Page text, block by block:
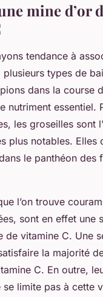
mine d’or
tendance à
plusieurs types de
dans la course
nutriment essentiel.
les groseilles sont
plus notables. Elles
le panthéon des
l’on trouve
sont en effet une
de vitamine C. Une
la majorité
C. En outre,
se limite pas à cette